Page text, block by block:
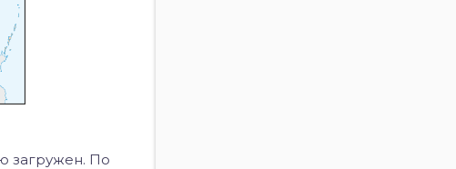
загружен. По